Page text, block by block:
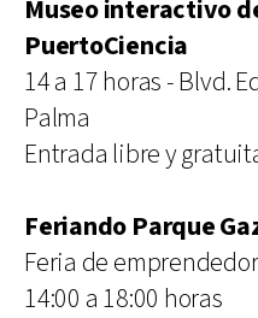
Museo interactivo
PuertoCiencia
14 a 17 horas - Blvd.
Palma
Entrada libre y
Feriando Parque
Feria de
14:00 a 18:00 horas